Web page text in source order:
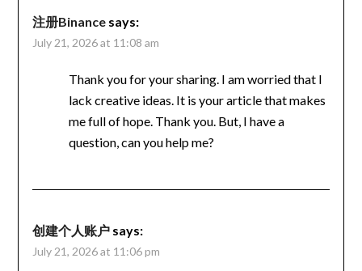
注册Binance says:
July 21, 2026 at 11:08 am
Thank you for your sharing. I am worried that I
lack creative ideas. It is your article that makes
me full of hope. Thank you. But, I have a
question, can you help me?
创建个人账户 says:
July 21, 2026 at 11:06 pm